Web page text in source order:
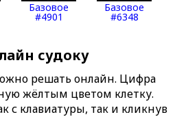
Базовое
#4901
Базовое
#6348
судоку
решать онлайн. Цифра
жёлтым цветом клетку.
с клавиатуры, так и кликнув